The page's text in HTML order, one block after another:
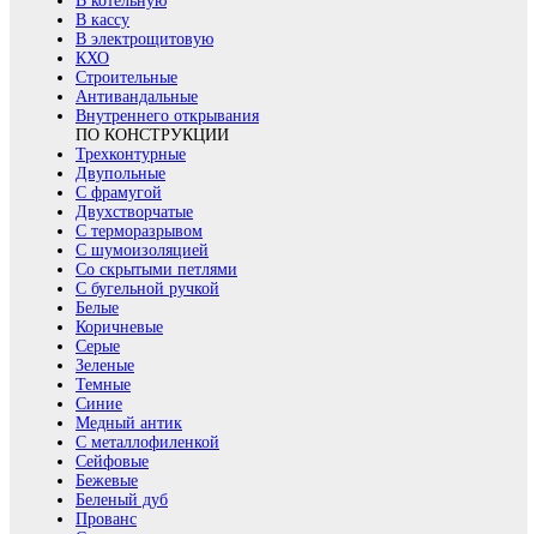
В кассу
В электрощитовую
КХО
Строительные
Антивандальные
Внутреннего открывания
ПО КОНСТРУКЦИИ
Трехконтурные
Двупольные
С фрамугой
Двухстворчатые
С терморазрывом
С шумоизоляцией
Со скрытыми петлями
С бугельной ручкой
Белые
Коричневые
Серые
Зеленые
Темные
Синие
Медный антик
С металлофиленкой
Сейфовые
Бежевые
Беленый дуб
Прованс